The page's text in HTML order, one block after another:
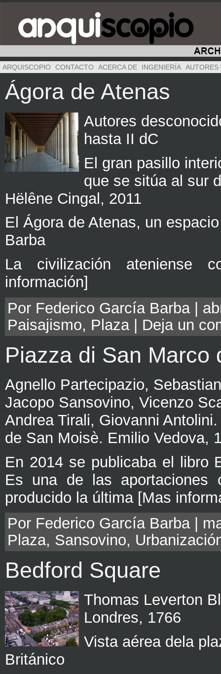
ARQUISCOPIO CONTACTO ACERCA DE INGENIERÍA AUTORES
Ágora de Atenas
Autores
hasta II dC
El gran pasillo
que se sitúa al sur
Hëlêne Cingal, 2011
El Ágora de Atenas, un
Barba
La civilización ateniense
información]
Por Federico García Barba |
Paisajismo, Plaza| Deja un
Piazza di San Marco
Agnello Partecipazio,
Jacopo Sansovino, Vicenzo
Andrea Tirali, Giovanni
de San Moisè. Emilio Vedova,
En 2014 se publicaba el libro
Es una de las aportaciones
producido la última [Mas
Por Federico García Barba |
Plaza, Sansovino,
Bedford Square
Thomas Leverton
Londres, 1766
Vista aérea dela
Británico